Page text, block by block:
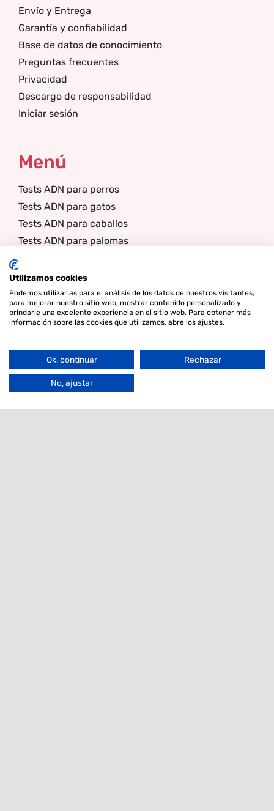
Seleccionar
Filtros de
Envío y Entrega
Garantía y confiabilidad
Base de datos de conocimiento
Preguntas frecuentes
Privacidad
Descargo de responsabilidad
Iniciar sesión
Menú
Tests ADN para perros
Tests ADN para gatos
Tests ADN para caballos
Tests ADN para palomas
Servicios ADN
Clubes de Raza/libros genealógicos
Sobre nosotros
Noticias
Boletin informativo
Utilizamos cookies
Podemos utilizarlas para el análisis de los datos de nuestros visitantes,
para mejorar nuestro sitio web, mostrar contenido personalizado y
brindarle una excelente experiencia en el sitio web. Para obtener más
información sobre las cookies que utilizamos, abre los ajustes.
Ok, continuar Rechazar
No, ajustar